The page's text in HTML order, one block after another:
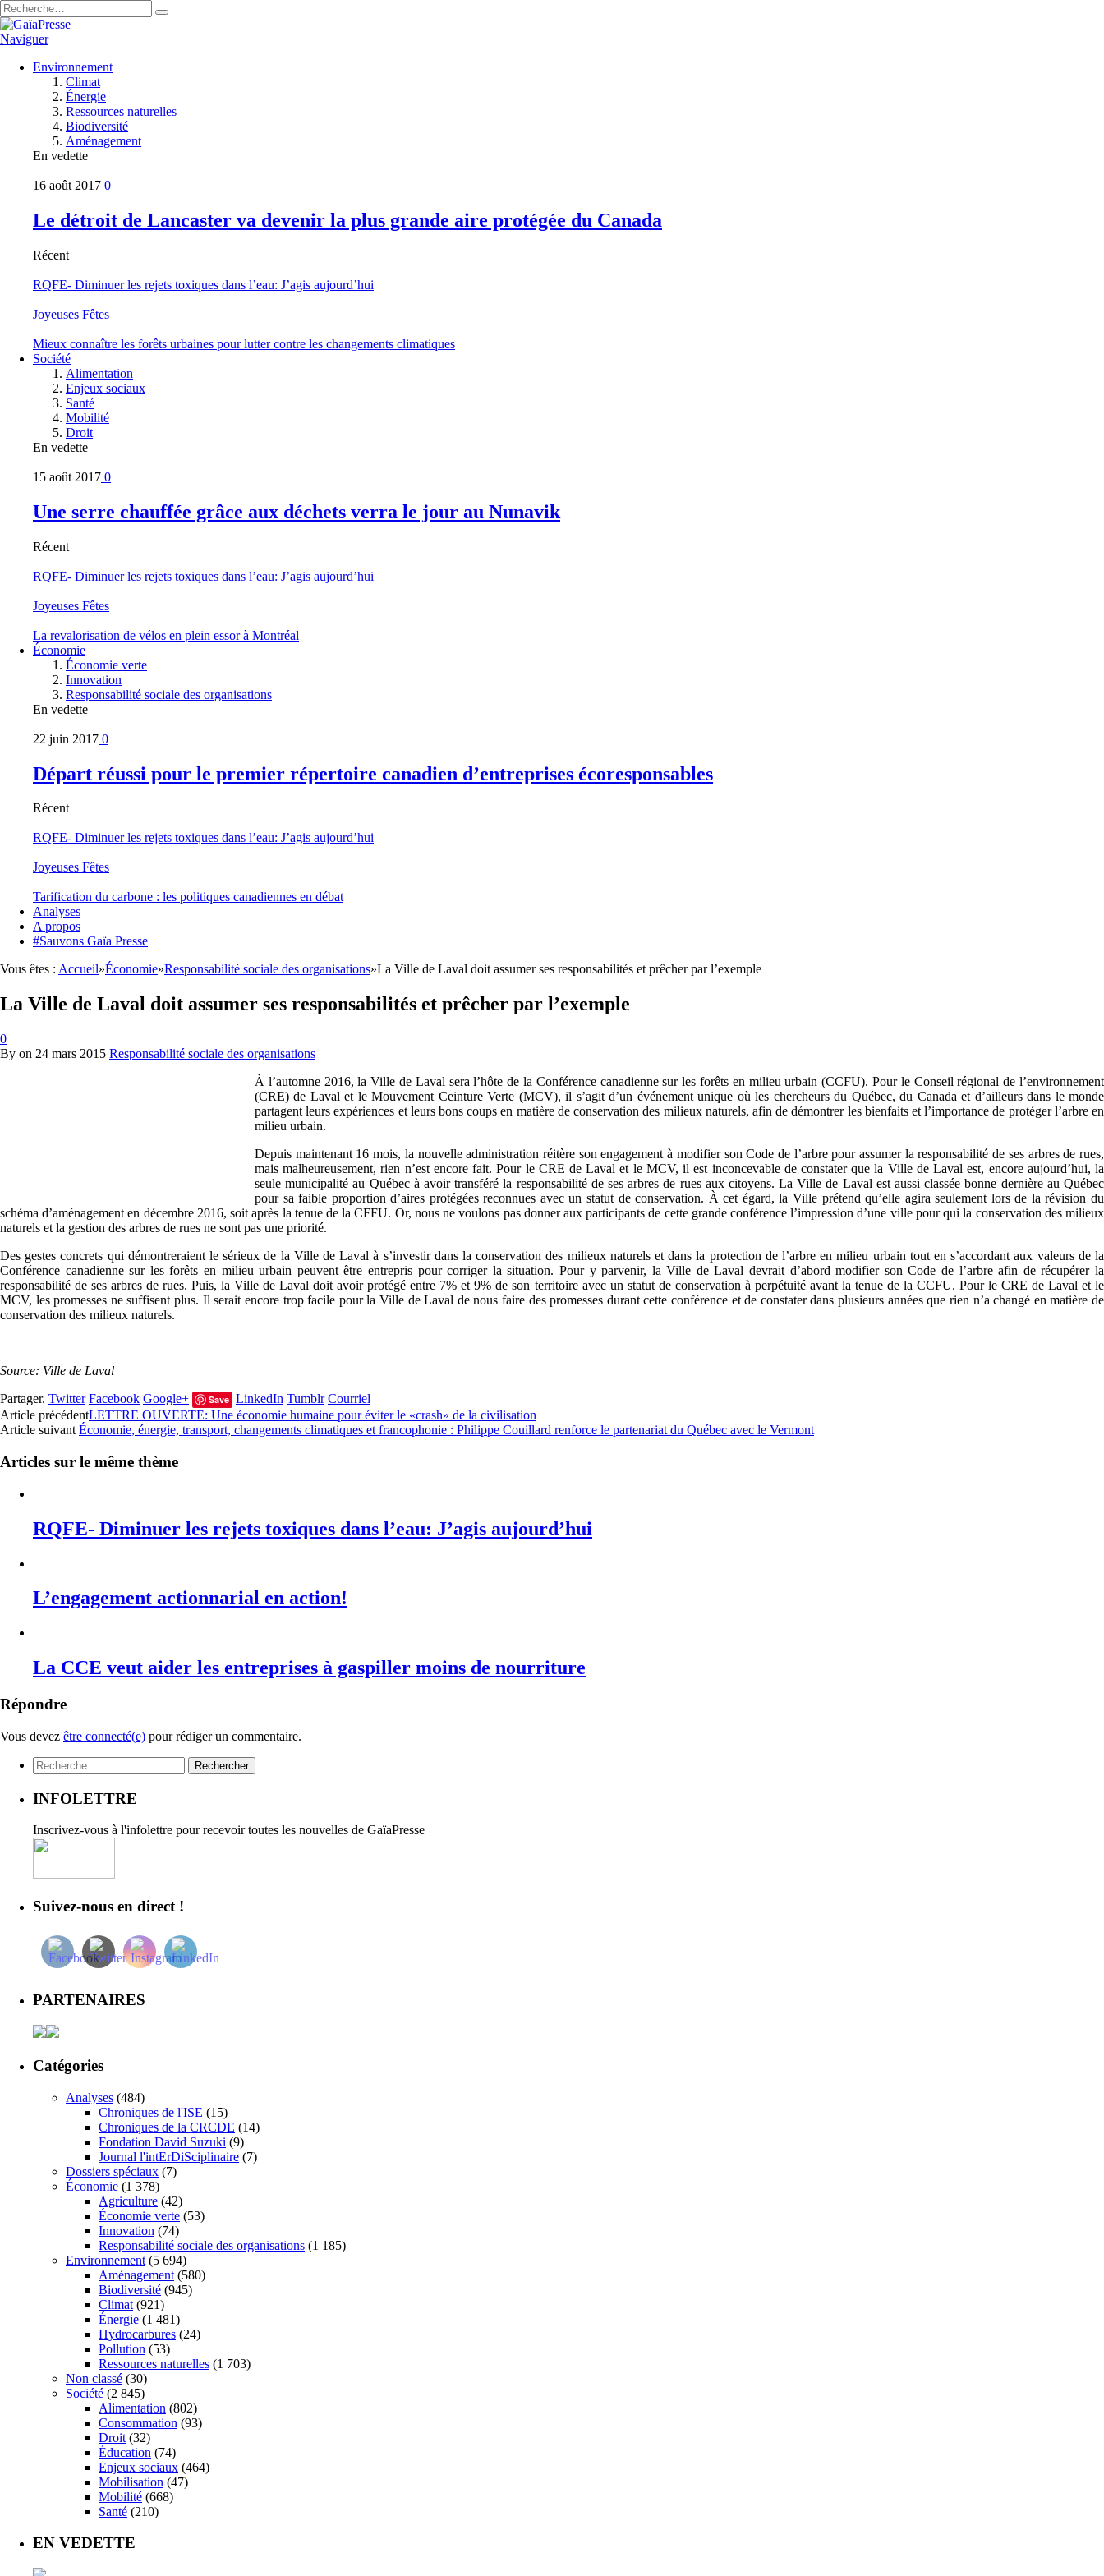
Naviguer
Environnement
Climat
Énergie
Ressources naturelles
Biodiversité
Aménagement
En vedette
16 août 2017 0
Le détroit de Lancaster va devenir la plus grande aire protégée du Canada
Récent
RQFE- Diminuer les rejets toxiques dans l’eau: J’agis aujourd’hui
Joyeuses Fêtes
Mieux connaître les forêts urbaines pour lutter contre les changements climatiques
Société
Alimentation
Enjeux sociaux
Santé
Mobilité
Droit
En vedette
15 août 2017 0
Une serre chauffée grâce aux déchets verra le jour au Nunavik
Récent
RQFE- Diminuer les rejets toxiques dans l’eau: J’agis aujourd’hui
Joyeuses Fêtes
La revalorisation de vélos en plein essor à Montréal
Économie
Économie verte
Innovation
Responsabilité sociale des organisations
En vedette
22 juin 2017 0
Départ réussi pour le premier répertoire canadien d’entreprises écoresponsables
Récent
RQFE- Diminuer les rejets toxiques dans l’eau: J’agis aujourd’hui
Joyeuses Fêtes
Tarification du carbone : les politiques canadiennes en débat
Analyses
A propos
#Sauvons Gaïa Presse
Vous êtes : Accueil»Économie»Responsabilité sociale des organisations»La Ville de Laval doit assumer ses responsabilités et prêcher par l’exemple
La Ville de Laval doit assumer ses responsabilités et prêcher par l’exemple
0
By on 24 mars 2015 Responsabilité sociale des organisations
À l’automne 2016, la Ville de Laval sera l’hôte de la Conférence canadienne sur les forêts en milieu urbain (CCFU). Pour le Conseil régional de l’environnement
(CRE) de Laval et le Mouvement Ceinture Verte (MCV), il s’agit d’un événement unique où les chercheurs du Québec, du Canada et d’ailleurs dans le monde
partagent leurs expériences et leurs bons coups en matière de conservation des milieux naturels, afin de démontrer les bienfaits et l’importance de protéger l’arbre en
milieu urbain.
Depuis maintenant 16 mois, la nouvelle administration réitère son engagement à modifier son Code de l’arbre pour assumer la responsabilité de ses arbres de rues,
mais malheureusement, rien n’est encore fait. Pour le CRE de Laval et le MCV, il est inconcevable de constater que la Ville de Laval est, encore aujourd’hui, la
seule municipalité au Québec à avoir transféré la responsabilité de ses arbres de rues aux citoyens. La Ville de Laval est aussi classée bonne dernière au Québec
pour sa faible proportion d’aires protégées reconnues avec un statut de conservation. À cet égard, la Ville prétend qu’elle agira seulement lors de la révision du
schéma d’aménagement en décembre 2016, soit après la tenue de la CFFU. Or, nous ne voulons pas donner aux participants de cette grande conférence l’impression d’une ville pour qui la conservation des milieux
naturels et la gestion des arbres de rues ne sont pas une priorité.
Des gestes concrets qui démontreraient le sérieux de la Ville de Laval à s’investir dans la conservation des milieux naturels et dans la protection de l’arbre en milieu urbain tout en s’accordant aux valeurs de la
Conférence canadienne sur les forêts en milieu urbain peuvent être entrepris pour corriger la situation. Pour y parvenir, la Ville de Laval devrait d’abord modifier son Code de l’arbre afin de récupérer la
responsabilité de ses arbres de rues. Puis, la Ville de Laval doit avoir protégé entre 7% et 9% de son territoire avec un statut de conservation à perpétuité avant la tenue de la CCFU. Pour le CRE de Laval et le
MCV, les promesses ne suffisent plus. Il serait encore trop facile pour la Ville de Laval de nous faire des promesses durant cette conférence et de constater dans plusieurs années que rien n’a changé en matière de
conservation des milieux naturels.
Source: Ville de Laval
Partager. Twitter Facebook Google+ Save LinkedIn Tumblr Courriel
Article précédentLETTRE OUVERTE: Une économie humaine pour éviter le «crash» de la civilisation
Article suivant Économie, énergie, transport, changements climatiques et francophonie : Philippe Couillard renforce le partenariat du Québec avec le Vermont
Articles sur le même thème
RQFE- Diminuer les rejets toxiques dans l’eau: J’agis aujourd’hui
L’engagement actionnarial en action!
La CCE veut aider les entreprises à gaspiller moins de nourriture
Répondre
Vous devez être connecté(e) pour rédiger un commentaire.
Rechercher :
INFOLETTRE
Inscrivez-vous à l'infolettre pour recevoir toutes les nouvelles de GaïaPresse
Suivez-nous en direct !
PARTENAIRES
Catégories
Analyses (484)
Chroniques de l'ISE (15)
Chroniques de la CRCDE (14)
Fondation David Suzuki (9)
Journal l'intErDiSciplinaire (7)
Dossiers spéciaux (7)
Économie (1 378)
Agriculture (42)
Économie verte (53)
Innovation (74)
Responsabilité sociale des organisations (1 185)
Environnement (5 694)
Aménagement (580)
Biodiversité (945)
Climat (921)
Énergie (1 481)
Hydrocarbures (24)
Pollution (53)
Ressources naturelles (1 703)
Non classé (30)
Société (2 845)
Alimentation (802)
Consommation (93)
Droit (32)
Éducation (74)
Enjeux sociaux (464)
Mobilisation (47)
Mobilité (668)
Santé (210)
EN VEDETTE